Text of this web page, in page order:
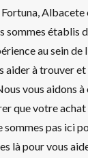
Albacete
sommes établis
au sein de
aider à trouver
vous aidons
que votre achat
sommes pas ici
là pour vous